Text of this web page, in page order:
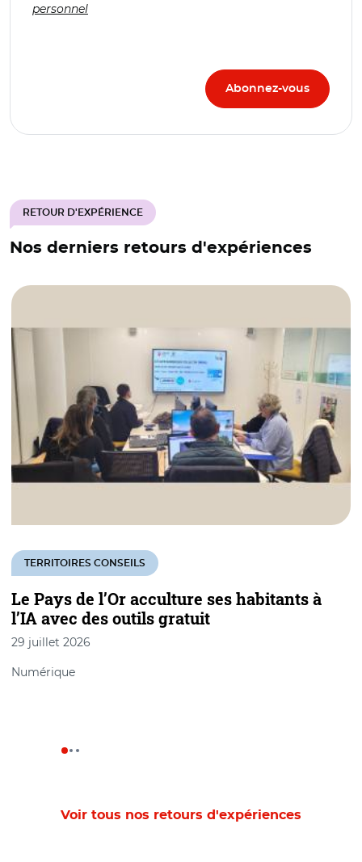
personnel
RETOUR D'EXPÉRIENCE
Nos derniers retours d'expériences
Le Pays de l’Or acculture ses habitants à
l’IA avec des outils gratuit
TERRITOIRES CONSEILS
29 juillet 2026
Numérique
Voir tous nos retours d'expériences